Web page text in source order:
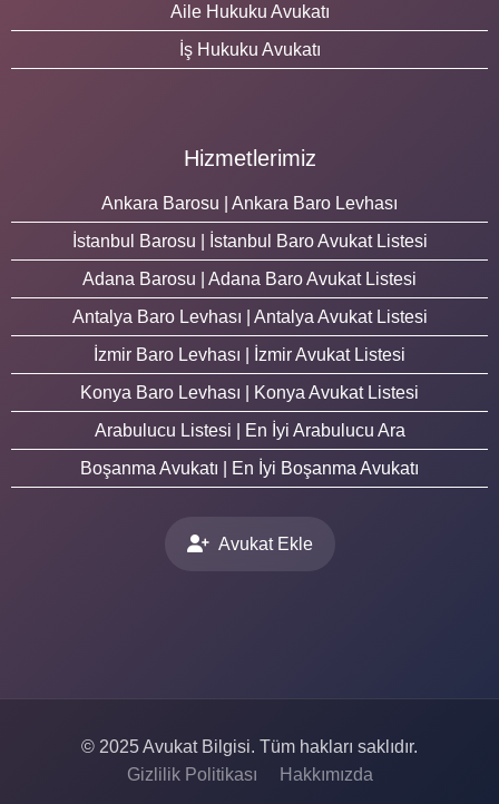
Aile Hukuku Avukatı
İş Hukuku Avukatı
Hizmetlerimiz
Ankara Barosu | Ankara Baro Levhası
İstanbul Barosu | İstanbul Baro Avukat Listesi
Adana Barosu | Adana Baro Avukat Listesi
Antalya Baro Levhası | Antalya Avukat Listesi
İzmir Baro Levhası | İzmir Avukat Listesi
Konya Baro Levhası | Konya Avukat Listesi
Arabulucu Listesi | En İyi Arabulucu Ara
Boşanma Avukatı | En İyi Boşanma Avukatı
Avukat Ekle
© 2025 Avukat Bilgisi. Tüm hakları saklıdır.
Gizlilik Politikası
Hakkımızda